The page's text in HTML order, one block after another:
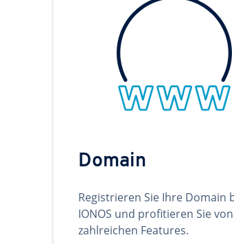
Domain
Registrieren Sie Ihre Domain
IONOS und profitieren Sie von
zahlreichen Features.